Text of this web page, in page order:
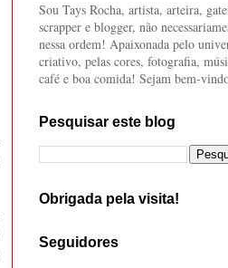
Sou Tays Rocha, artista, arteira,
scrapper e blogger, não
nessa ordem! Apaixonada pelo
criativo, pelas cores, fotografia,
café e boa comida! Sejam bem-
Pesquisar este blog
Obrigada pela visita!
Seguidores